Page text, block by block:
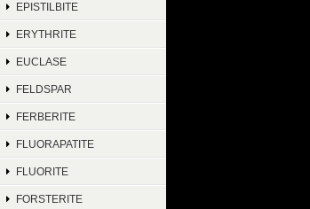
EPISTILBITE
ERYTHRITE
EUCLASE
FELDSPAR
FERBERITE
FLUORAPATITE
FLUORITE
FORSTERITE